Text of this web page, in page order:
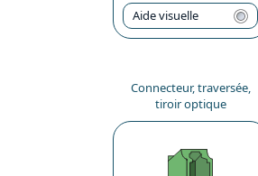
Aide visuelle
Connecteur, traversée,
tiroir optique